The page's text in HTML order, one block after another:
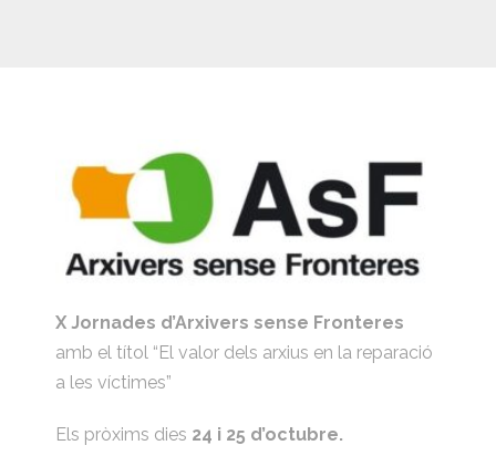
X Jornades d’Arxivers sense Fronteres
amb el títol “El valor dels arxius en la reparació
a les víctimes”
Els pròxims dies 24 i 25 d’octubre.